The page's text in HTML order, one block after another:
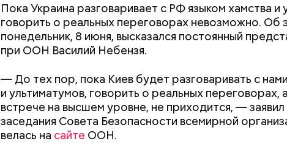
Пока Украина разговаривает с РФ языком хамства и
говорить о реальных переговорах невозможно. Об
понедельник, 8 июня, высказался постоянный
при ООН Василий Небензя.
— До тех пор, пока Киев будет разговаривать с
и ультиматумов, говорить о реальных переговорах,
встрече на высшем уровне, не приходится, —
заседания Совета Безопасности всемирной
велась на сайте ООН.